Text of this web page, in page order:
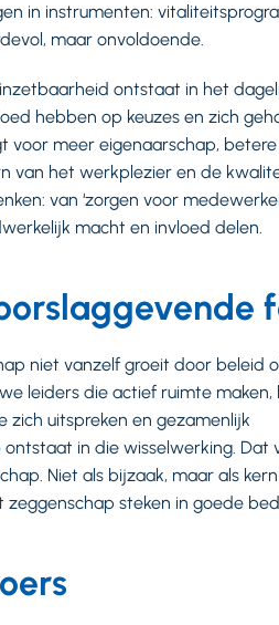
in instrumenten:
maar onvoldoende.
ontstaat in het
hebben op keuzes en zich
voor meer eigenaarschap,
van het werkplezier en de
van ‘zorgen voor
macht en invloed delen.
niet vanzelf groeit door beleid
leiders die actief ruimte maken,
zich uitspreken en gezamenlijk
in die wisselwerking. Dat
Niet als bijzaak, maar als
steken in goede